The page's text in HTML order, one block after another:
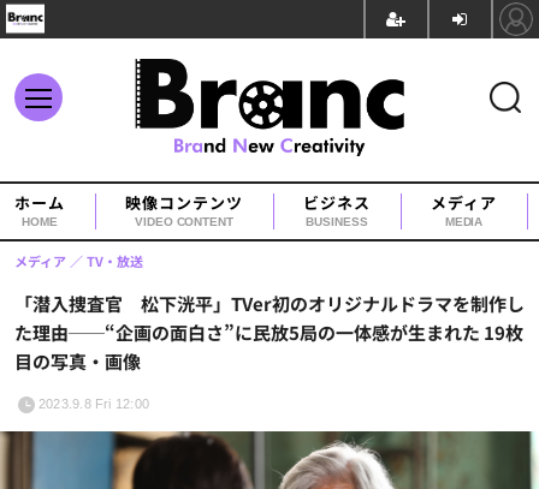
ホーム
HOME
映像コンテンツ
VIDEO CONTENT
ビジネス
BUSINESS
メディア
MEDIA
「潜入捜査官 松下洸平」TVer初のオリジナルドラマを制作し
た理由──“企画の面白さ”に民放5局の一体感が生まれた 19枚
目の写真・画像
メディア TV・放送
2023.9.8 Fri 12:00